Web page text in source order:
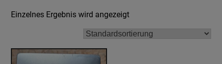
Einzelnes Ergebnis wird angezeigt